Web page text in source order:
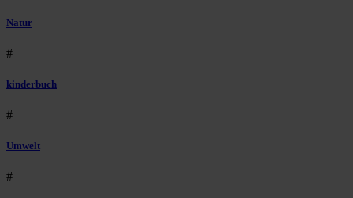
Natur
#
kinderbuch
#
Umwelt
#